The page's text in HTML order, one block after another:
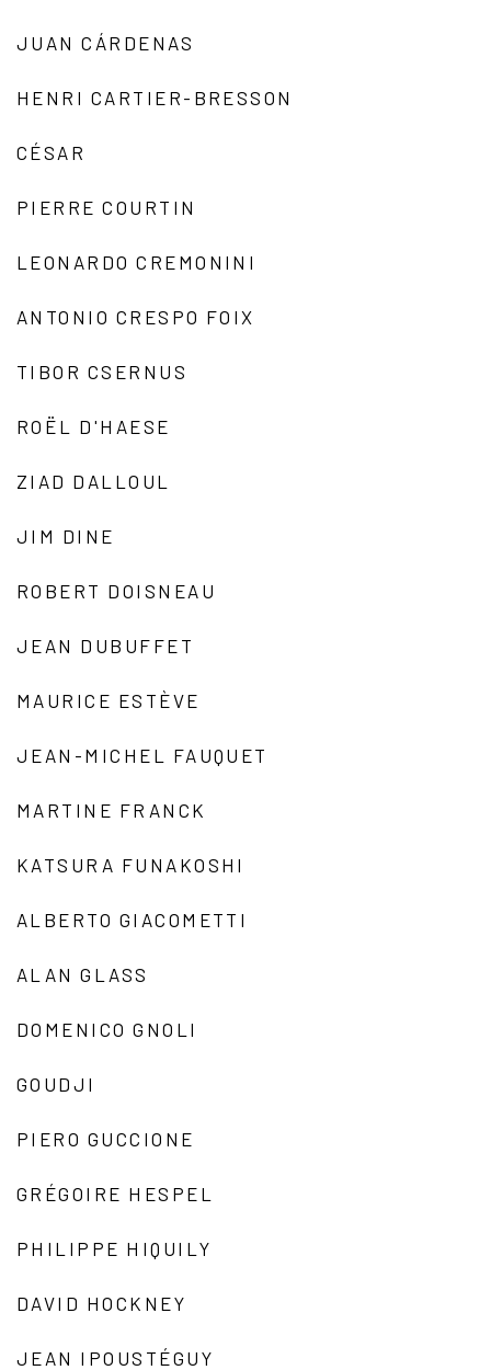
JUAN CÁRDENAS
HENRI CARTIER-BRESSON
CÉSAR
PIERRE COURTIN
LEONARDO CREMONINI
ANTONIO CRESPO FOIX
TIBOR CSERNUS
ROËL D'HAESE
ZIAD DALLOUL
JIM DINE
ROBERT DOISNEAU
JEAN DUBUFFET
MAURICE ESTÈVE
JEAN-MICHEL FAUQUET
MARTINE FRANCK
KATSURA FUNAKOSHI
ALBERTO GIACOMETTI
ALAN GLASS
DOMENICO GNOLI
GOUDJI
PIERO GUCCIONE
GRÉGOIRE HESPEL
PHILIPPE HIQUILY
DAVID HOCKNEY
JEAN IPOUSTÉGUY